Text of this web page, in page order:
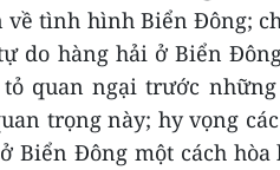
về tình hình Biển Đông;
do hàng hải ở Biển
quan ngại trước
trọng này; hy vọng
Biển Đông một cách